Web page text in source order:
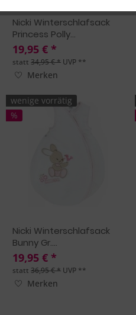
Nicki Winterschlafsack
Princess Polly...
19,95 € *
statt34,95 € * UVP **
Merken
wenige vorrätig
%
Nicki Winterschlafsack
Bunny Gr....
19,95 € *
statt36,95 € * UVP **
Merken